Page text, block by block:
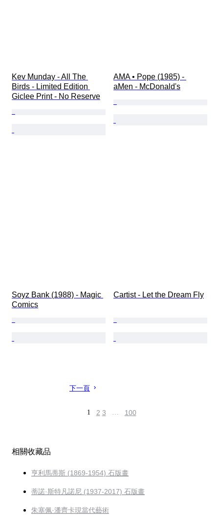
Kev Munday - All The
Birds - Limited Edition
Giclee Print - No Reserve
AMA • Pope (1985) -
aMen - McDonald's
Soyz Bank (1988) - Magic
Comics
Cartist - Let the Dream Fly
下一頁
1 2 3 … 100
相關收藏品
亨利馬蒂斯 (1869-1954) 石版畫
蒂諾·斯特凡諾尼 (1937-2017) 石版畫
朱塞佩·潘齊卡現當代藝術